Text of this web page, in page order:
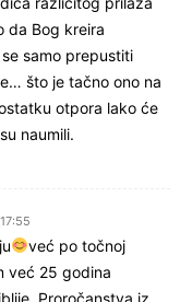
da Bog kreira
samo prepustiti
što je tačno ono na
otpora lako će
naumili.
već po točnoj
već 25 godina
Proročanstva iz